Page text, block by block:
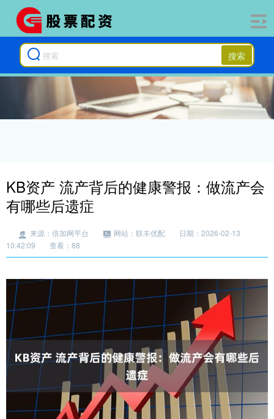
搜索
KB资产 流产背后的健康警报：做流产会
有哪些后遗症
来源：倍加网平台 网站：联丰优配
日期：2026-02-13
10:42:09
查看：88